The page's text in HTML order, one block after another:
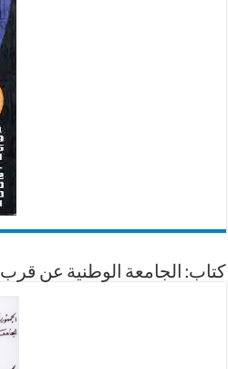
كتاب: الجامعة الوطنية عن قرب